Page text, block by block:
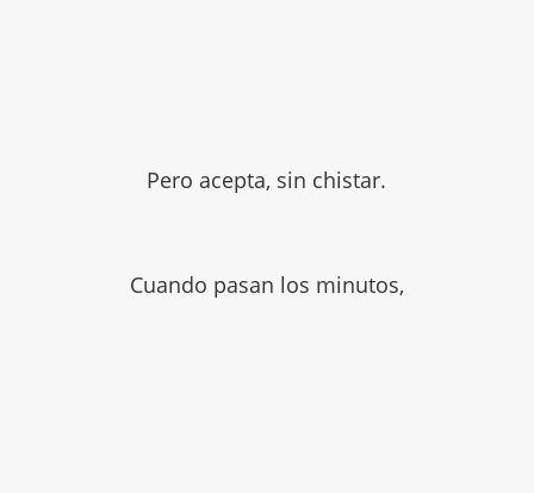
Pero acepta, sin chistar.
Cuando pasan los minutos,